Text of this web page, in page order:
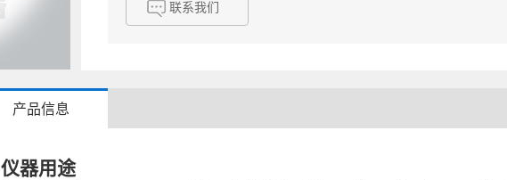
联系我们
产品信息
仪器用途